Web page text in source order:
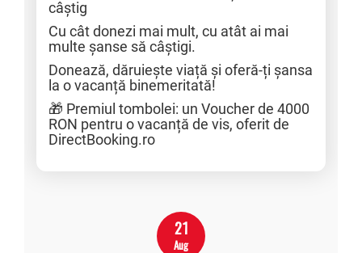
câștig
Cu cât donezi mai mult, cu atât ai mai
multe șanse să câștigi.
Donează, dăruiește viață și oferă-ți șansa
la o vacanță binemeritată!
🎁 Premiul tombolei: un Voucher de 4000
RON pentru o vacanță de vis, oferit de
DirectBooking.ro
21
Aug